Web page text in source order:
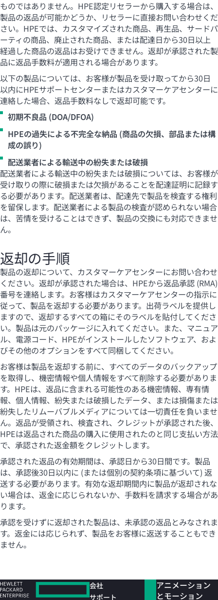
ものではありません。HPE認定リセラーから購入する場合は、
製品の返品が可能かどうか、リセラーに直接お問い合わせくだ
さい。HPEでは、カスタマイズされた商品、再生品、サードパ
ーティの商品、廃止された商品、または配達日から30日以上
経過した商品の返品はお受けできません。返却が承認された製
品に返品手数料が適用される場合があります。
以下の製品については、お客様が製品を受け取ってから30日
以内にHPEサポートセンターまたはカスタマーケアセンターに
連絡した場合、返品手数料なしで返却可能です。
初期不良品 (DOA/DFOA)
HPEの過失による不完全な納品 (商品の欠損、部品または構
成の誤り)
配送業者による輸送中の紛失または破損
配送業者による輸送中の紛失または破損については、お客様が
受け取りの際に破損または欠損があることを配達証明に記録す
る必要があります。配送業者は、配達先で製品を検査する権利
を留保します。配送業者による製品の検査が認められない場合
は、苦情を受けることはできず、製品の交換にも対応できませ
ん。
返却の手順
製品の返却について、カスタマーケアセンターにお問い合わせ
ください。返却が承認された場合は、HPEから返品承認 (RMA)
番号を連絡します。お客様はカスタマーケアセンターの指示に
従って、製品を返却する必要があります。出荷ラベルを提供し
ますので、返却するすべての箱にそのラベルを貼付してくださ
い。製品は元のパッケージに入れてください。また、マニュア
ル、電源コード、HPEがインストールしたソフトウェア、およ
びその他のオプションをすべて同梱してください。
お客様は製品を返却する前に、すべてのデータのバックアップ
を取得し、機密情報や個人情報をすべて削除する必要がありま
す。HPEは、返品に含まれる可能性のある機密情報、専有情
報、個人情報、紛失または破損したデータ、または損傷または
紛失したリムーバブルメディアについては一切責任を負いませ
ん。返品が受領され、検査され、クレジットが承認された後、
HPEは返品された商品の購入に使用されたのと同じ支払い方法
で、承認された返金額をクレジットします。
承認された返品の有効期間は、承認日から30日間です。製品
は、承認後30日以内に (または個別の契約条項に基づいて) 返
送する必要があります。有効な返却期間内に製品が返却されな
い場合は、返金に応じられないか、手数料を請求する場合があ
ります。
承認を受けずに返却された製品は、未承認の返品とみなされま
す。返金には応じられず、製品をお客様に返送することもでき
ません。
会社
サポート
アニメーション
とモーション